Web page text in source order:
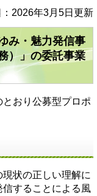
2026年3月5日更新
み・魅力発信事
）」の委託事業
おり公募型プロポ
状の正しい理解に
することによる風